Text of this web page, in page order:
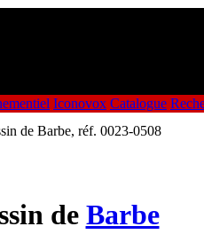
Iconovox Catalogue
de Barbe